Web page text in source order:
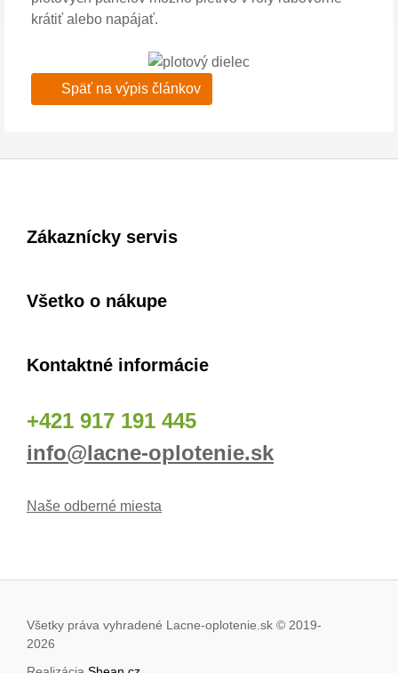
krátiť alebo napájať.
Späť na výpis článkov
Zákaznícky servis
Všetko o nákupe
Kontaktné informácie
+421 917 191 445
info@lacne-oplotenie.sk
Naše odberné miesta
Všetky práva vyhradené Lacne-oplotenie.sk © 2019-
2026